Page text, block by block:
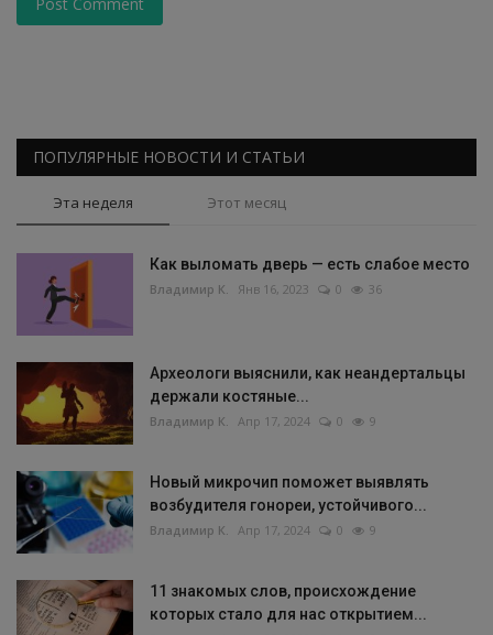
Post Comment
ПОПУЛЯРНЫЕ НОВОСТИ И СТАТЬИ
Эта неделя Этот месяц
Как выломать дверь — есть слабое место
Владимир К. Янв 16, 2023 0 36
Археологи выяснили, как неандертальцы
держали костяные...
Владимир К. Апр 17, 2024 0 9
Новый микрочип поможет выявлять
возбудителя гонореи, устойчивого...
Владимир К. Апр 17, 2024 0 9
11 знакомых слов, происхождение
которых стало для нас открытием...